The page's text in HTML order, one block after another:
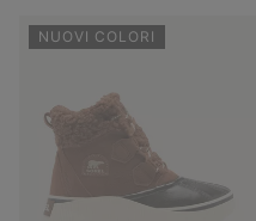
NUOVI COLORI